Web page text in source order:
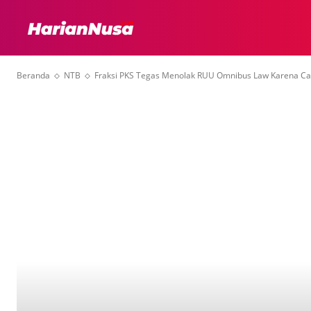
Beranda NTB Fraksi PKS Tegas Menolak RUU Omnibus Law Karena